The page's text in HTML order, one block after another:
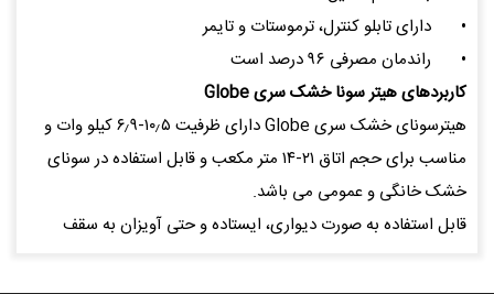
•
دارای تابلو کنترل، ترموستات و تایمر
•
راندمان مصرفی ۹۶ درصد است
کاربردهای هیتر سونا خشک سری Globe
هیترسونای خشک سری Globe دارای ظرفیت ۱۰٫۵-۶٫۹ کیلو وات و
مناسب برای حجم اتاق ۲۱-۱۴ متر مکعب و قابل استفاده در سونای
خشک خانگی و عمومی می باشد.
قابل استفاده به صورت دیواری، ایستاده و حتی آویزان به سقف